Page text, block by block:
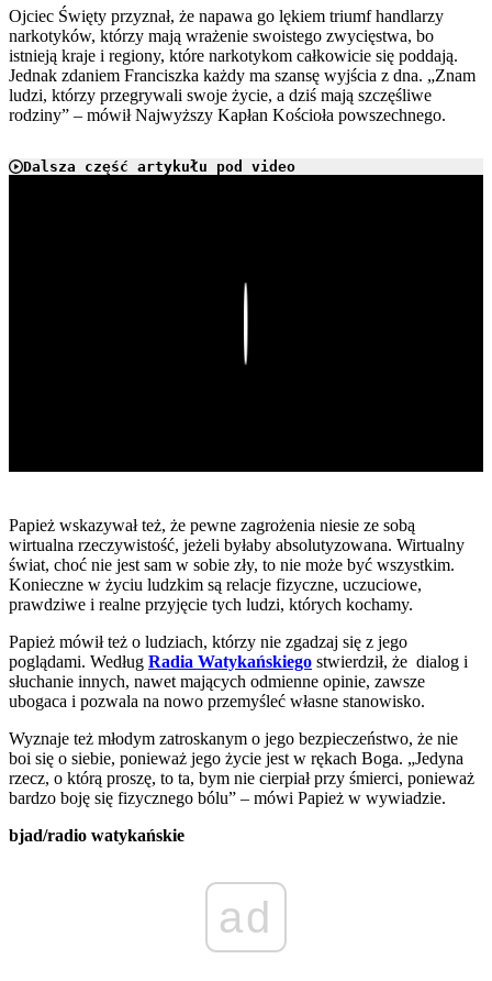
Ojciec Święty przyznał, że napawa go lękiem triumf handlarzy
narkotyków, którzy mają wrażenie swoistego zwycięstwa, bo
istnieją kraje i regiony, które narkotykom całkowicie się poddają.
Jednak zdaniem Franciszka każdy ma szansę wyjścia z dna. „Znam
ludzi, którzy przegrywali swoje życie, a dziś mają szczęśliwe
rodziny” – mówił Najwyższy Kapłan Kościoła powszechnego.
Dalsza część artykułu pod video
Papież wskazywał też, że pewne zagrożenia niesie ze sobą
wirtualna rzeczywistość, jeżeli byłaby absolutyzowana. Wirtualny
świat, choć nie jest sam w sobie zły, to nie może być wszystkim.
Konieczne w życiu ludzkim są relacje fizyczne, uczuciowe,
prawdziwe i realne przyjęcie tych ludzi, których kochamy.
Papież mówił też o ludziach, którzy nie zgadzaj się z jego
poglądami. Według Radia Watykańskiego stwierdził, że dialog i
słuchanie innych, nawet mających odmienne opinie, zawsze
ubogaca i pozwala na nowo przemyśleć własne stanowisko.
Wyznaje też młodym zatroskanym o jego bezpieczeństwo, że nie
boi się o siebie, ponieważ jego życie jest w rękach Boga. „Jedyna
rzecz, o którą proszę, to ta, bym nie cierpiał przy śmierci, ponieważ
bardzo boję się fizycznego bólu” – mówi Papież w wywiadzie.
bjad/radio watykańskie
ad